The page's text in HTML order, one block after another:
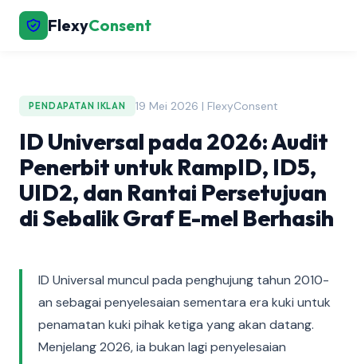
FlexyConsent
PENDAPATAN IKLAN 19 Mei 2026 | FlexyConsent
ID Universal pada 2026: Audit
Penerbit untuk RampID, ID5,
UID2, dan Rantai Persetujuan
di Sebalik Graf E-mel Berhasih
ID Universal muncul pada penghujung tahun 2010-
an sebagai penyelesaian sementara era kuki untuk
penamatan kuki pihak ketiga yang akan datang.
Menjelang 2026, ia bukan lagi penyelesaian